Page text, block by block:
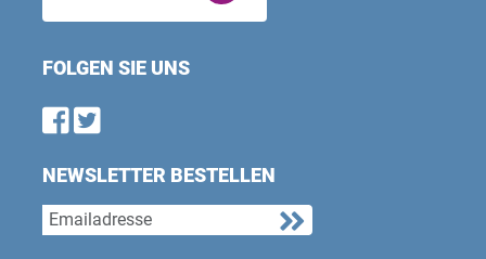
FOLGEN SIE UNS
Find us on Facebook
Follow us on Twitter
NEWSLETTER BESTELLEN